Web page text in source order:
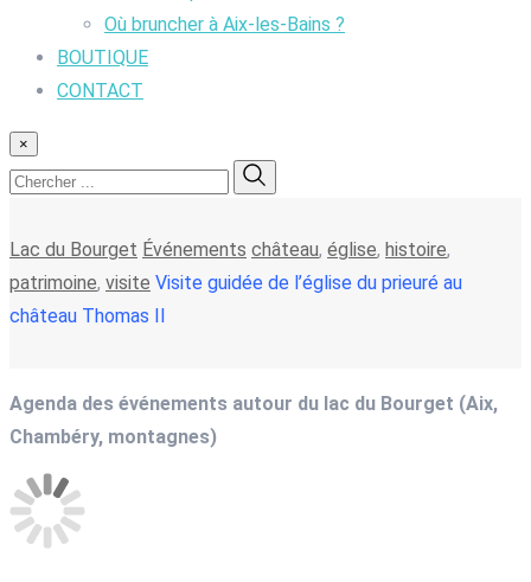
Où bruncher à Aix-les-Bains ?
BOUTIQUE
CONTACT
×
Lac du Bourget Événements château, église, histoire,
patrimoine, visite Visite guidée de l’église du prieuré au
château Thomas II
Agenda des événements autour du lac du Bourget (Aix,
Chambéry, montagnes)